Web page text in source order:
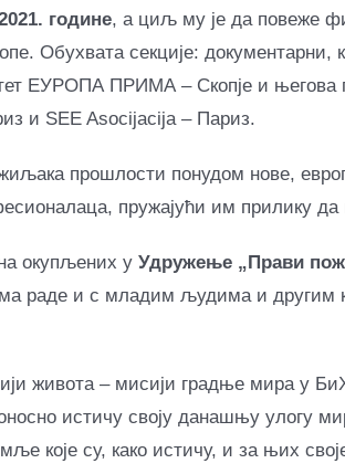
године, а циљ му је да повеже
Обухвата секције:
ЕУРОПА ПРИМА – Скопје и његова
и SEE Asocijacija – Париз.
прошлости понудом нове,
пружајући им прилику да
окупљених у Удружење „Прави
раде и с младим људима и другим
живота – мисији градње мира у
истичу своју данашњу улогу
које су, како истичу, и за њих